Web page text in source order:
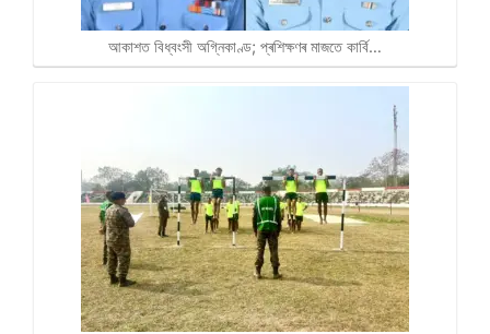
আকাশত বিধ্বংসী অগ্নিকাণ্ড; প্ৰশিক্ষণৰ মাজতে কাৰ্বি…